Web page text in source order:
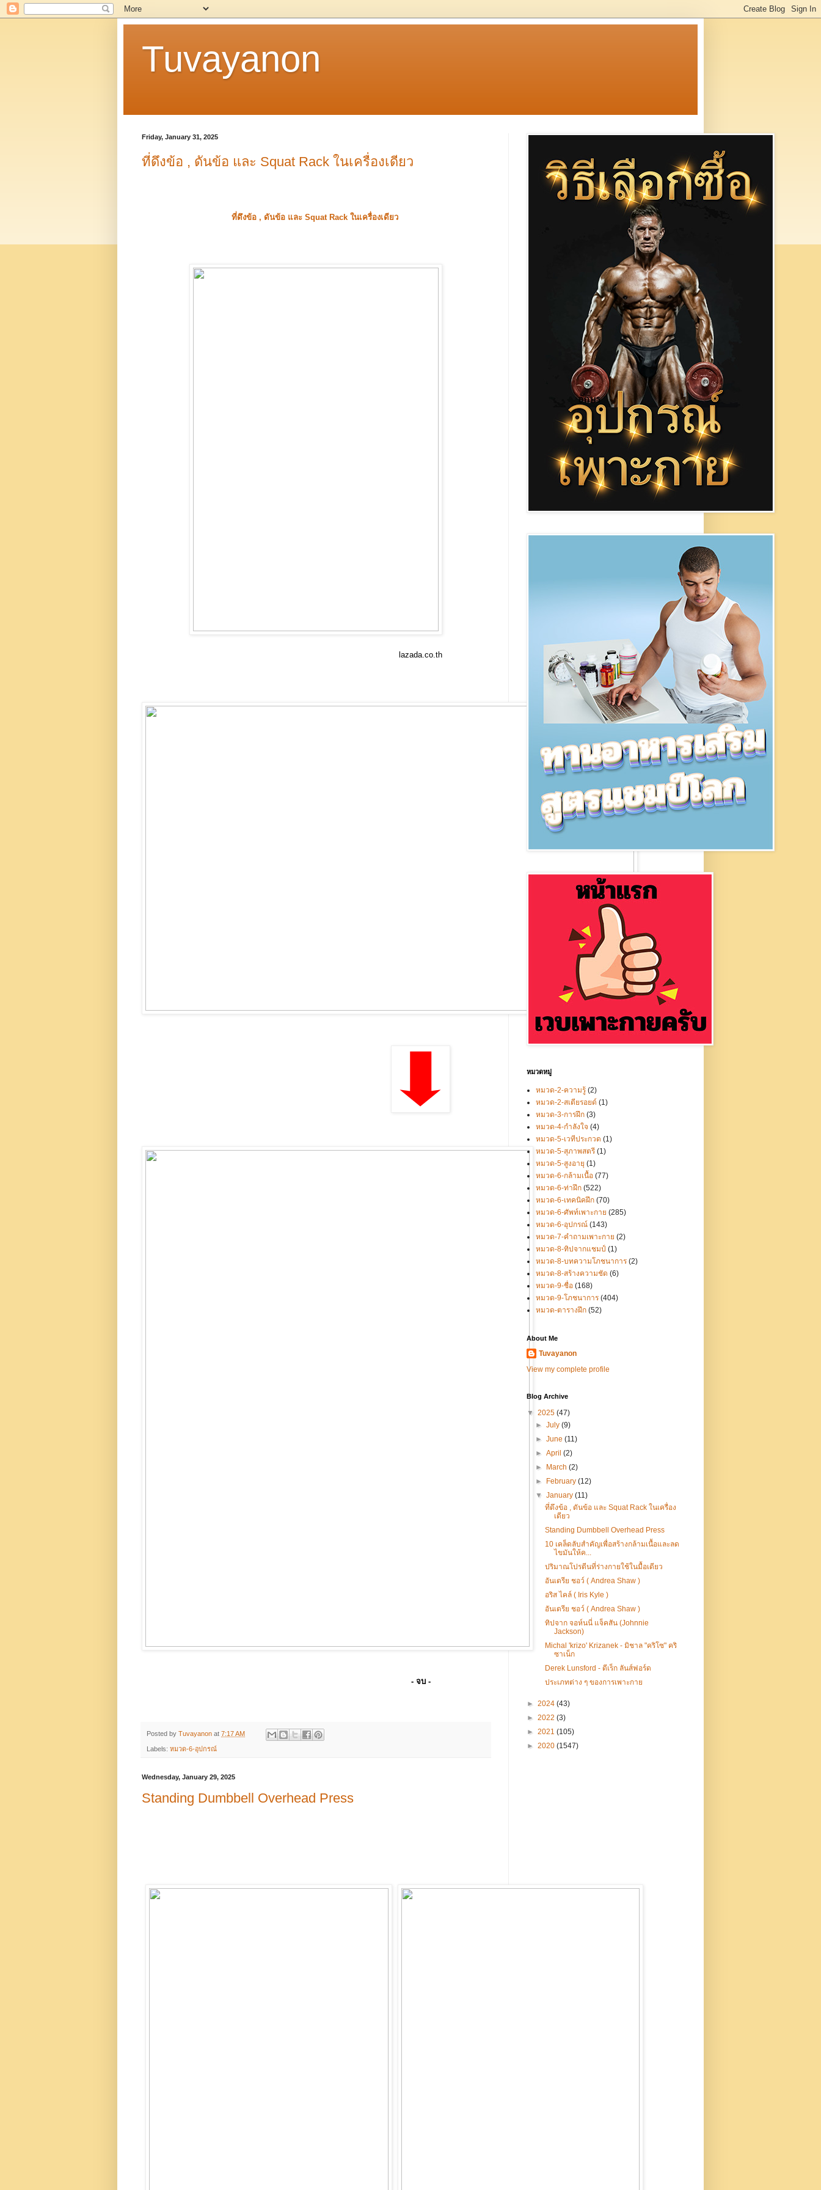
Tuvayanon
Friday, January 31, 2025
ที่ดึงข้อ , ดันข้อ และ Squat Rack ในเครื่องเดียว
ที่ดึงข้อ , ดันข้อ และ Squat Rack ในเครื่องเดียว
lazada.co.th
- จบ -
Posted by Tuvayanon at 7:17 AM
Labels: หมวด-6-อุปกรณ์
Wednesday, January 29, 2025
Standing Dumbbell Overhead Press
หมวดหมู่
หมวด-2-ความรู้ (2)
หมวด-2-สเตียรอยด์ (1)
หมวด-3-การฝึก (3)
หมวด-4-กำลังใจ (4)
หมวด-5-เวทีประกวด (1)
หมวด-5-สุภาพสตรี (1)
หมวด-5-สูงอายุ (1)
หมวด-6-กล้ามเนื้อ (77)
หมวด-6-ท่าฝึก (522)
หมวด-6-เทคนิคฝึก (70)
หมวด-6-ศัพท์เพาะกาย (285)
หมวด-6-อุปกรณ์ (143)
หมวด-7-คำถามเพาะกาย (2)
หมวด-8-ทิปจากแชมป์ (1)
หมวด-8-บทความโภชนาการ (2)
หมวด-8-สร้างความชัด (6)
หมวด-9-ชื่อ (168)
หมวด-9-โภชนาการ (404)
หมวด-ตารางฝึก (52)
About Me
Tuvayanon
View my complete profile
Blog Archive
▼ 2025 (47)
►July(9)
►June(11)
►April(2)
►
March(2)
►
February(12)
▼January(11)
ที่ดึงข้อ , ดันข้อ และ Squat Rack ในเครื่อง
เดียว
Standing Dumbbell Overhead Press
10 เคล็ดลับสำคัญเพื่อสร้างกล้ามเนื้อและลด
ไขมันให้ค...
ปริมาณโปรตีนที่ร่างกายใช้ในมื้อเดียว
อันเดรีย ชอว์ ( Andrea Shaw )
อริส ไคล์ ( Iris Kyle )
อันเดรีย ชอว์ ( Andrea Shaw )
ทิปจาก จอห์นนี่ แจ็คสัน (Johnnie
Jackson)
Michal 'krizo' Krizanek - มิชาล "คริโซ" คริ
ซาเน็ก
Derek Lunsford - ดีเร็ก ลันส์ฟอร์ด
ประเภทต่าง ๆ ของการเพาะกาย
► 2024 (43)
► 2022 (3)
► 2021 (105)
► 2020 (1547)